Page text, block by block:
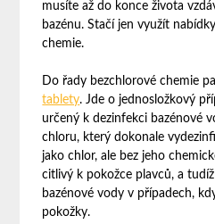
musíte až do konce života
bazénu. Stačí jen využít
chemie.
Do řady bezchlorové chemie
tablety. Jde o jednosložkový
určený k dezinfekci bazénové
chloru, který dokonale
jako chlor, ale bez jeho
citlivý k pokožce plavců, a
bazénové vody v případech,
pokožky.